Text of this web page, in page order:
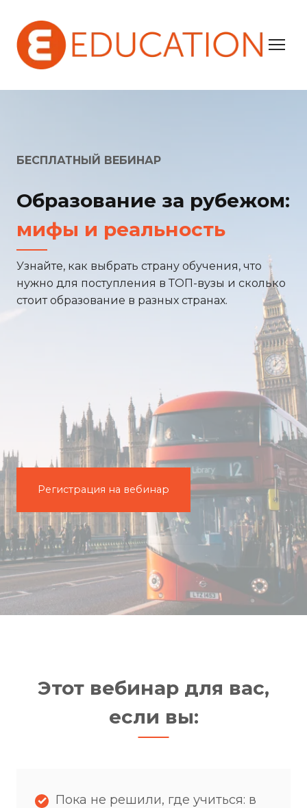
БЕСПЛАТНЫЙ ВЕБИНАР
Образование за рубежом:
мифы и реальность
Узнайте, как выбрать страну обучения, что
нужно для поступления в ТОП-вузы и сколько
стоит образование в разных странах.
Регистрация на вебинар
Этот вебинар для вас,
если вы:
Пока не решили, где учиться: в